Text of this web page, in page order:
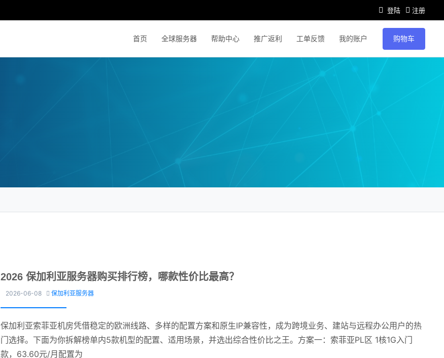
登陆 注册
首页 全球服务器 帮助中心 推广返利 工单反馈 我的账户 购物车
2026 保加利亚服务器购买排行榜，哪款性价比最高？
2026-06-08  保加利亚服务器
保加利亚索菲亚机房凭借稳定的欧洲线路、多样的配置方案和原生IP兼容性，成为跨境业务、建站与远程办公用户的热
门选择。下面为你拆解榜单内5款机型的配置、适用场景，并选出综合性价比之王。方案一：索菲亚PL区 1核1G入门
款，63.60元/月配置为